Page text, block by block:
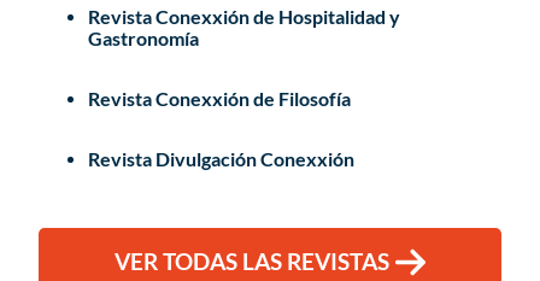
Revista Conexxión de Hospitalidad y
Gastronomía
Revista Conexxión de Filosofía
Revista Divulgación Conexxión
VER TODAS LAS REVISTAS